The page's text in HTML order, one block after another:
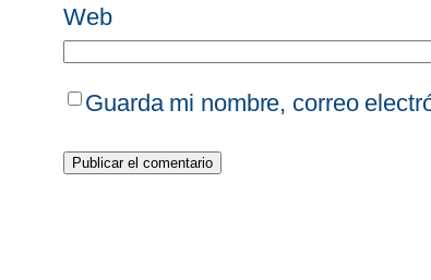
Web
Guarda mi nombre, correo